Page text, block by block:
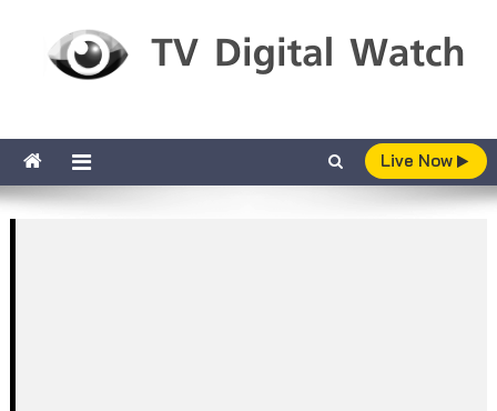
Live Now